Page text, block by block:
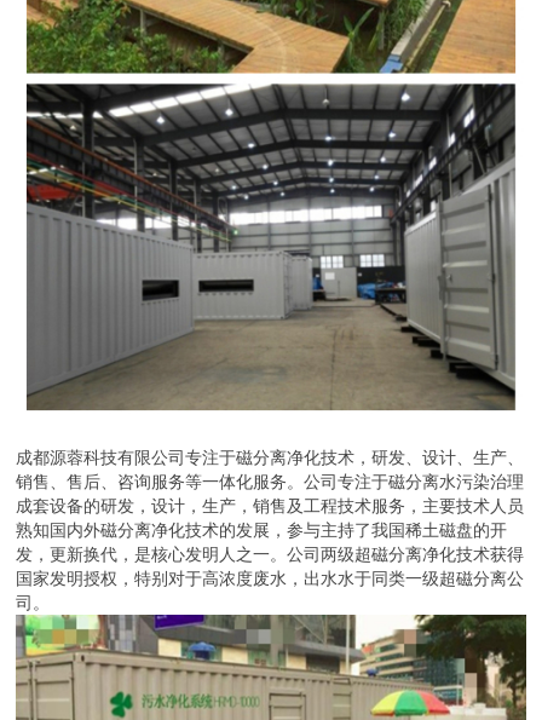
成都源蓉科技有限公司专注于磁分离净化技术，研发、设计、生产、
销售、售后、咨询服务等一体化服务。公司专注于磁分离水污染治理
成套设备的研发，设计，生产，销售及工程技术服务，主要技术人员
熟知国内外磁分离净化技术的发展，参与主持了我国稀土磁盘的开
发，更新换代，是核心发明人之一。公司两级超磁分离净化技术获得
国家发明授权，特别对于高浓度废水，出水水于同类一级超磁分离公
司。